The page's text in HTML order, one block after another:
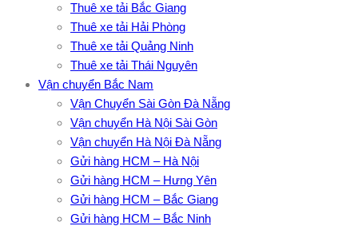
Thuê xe tải Bắc Giang
Thuê xe tải Hải Phòng
Thuê xe tải Quảng Ninh
Thuê xe tải Thái Nguyên
Vận chuyển Bắc Nam
Vận Chuyển Sài Gòn Đà Nẵng
Vận chuyển Hà Nội Sài Gòn
Vận chuyển Hà Nội Đà Nẵng
Gửi hàng HCM – Hà Nội
Gửi hàng HCM – Hưng Yên
Gửi hàng HCM – Bắc Giang
Gửi hàng HCM – Bắc Ninh